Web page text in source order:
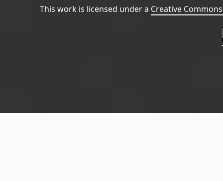
This work is licensed under a Creative